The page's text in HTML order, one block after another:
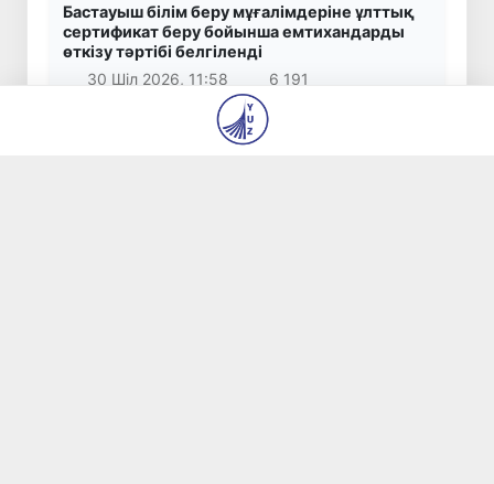
Бастауыш білім беру мұғалімдеріне ұлттық
сертификат беру бойынша емтихандарды
өткізу тәртібі белгіленді
30 Шіл 2026, 11:58
6 191
Оқуға түсе алмаған немесе білім беру
бағытын таңдамаған талапкерлер вакант